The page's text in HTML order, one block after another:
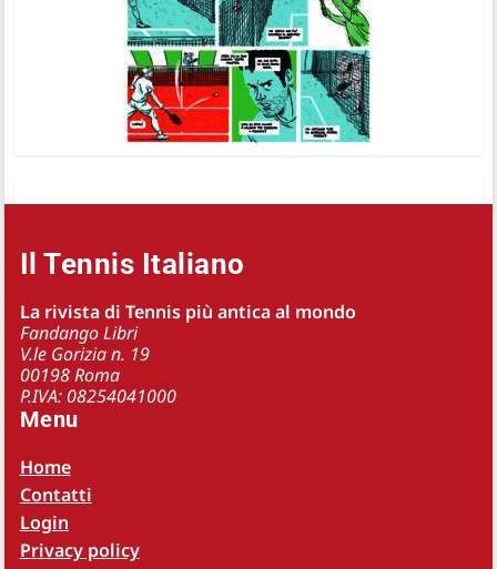
Il Tennis Italiano
La rivista di Tennis più antica al mondo
Fandango Libri
V.le Gorizia n. 19
00198 Roma
P.IVA: 08254041000
Menu
Home
Contatti
Login
Privacy policy